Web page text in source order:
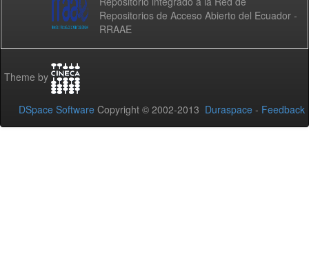
Repositorios de Acceso Abierto del Ecuador -
RRAAE
Theme by
DSpace Software Copyright © 2002-2013 Duraspace - Feedback